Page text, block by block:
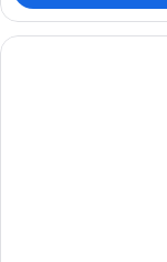
وميني بار وخزنة